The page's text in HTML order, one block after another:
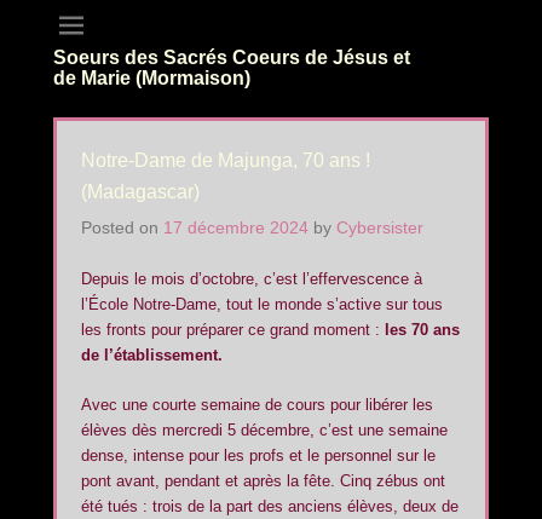
Soeurs des Sacrés Coeurs de Jésus et
de Marie (Mormaison)
Notre-Dame de Majunga, 70 ans !
(Madagascar)
Posted on 17 décembre 2024 by Cybersister
Depuis le mois d’octobre, c’est l’effervescence à
l’École Notre-Dame, tout le monde s’active sur tous
les fronts pour préparer ce grand moment : les 70 ans
de l’établissement.
Avec une courte semaine de cours pour libérer les
élèves dès mercredi 5 décembre, c’est une semaine
dense, intense pour les profs et le personnel sur le
pont avant, pendant et après la fête. Cinq zébus ont
été tués : trois de la part des anciens élèves, deux de